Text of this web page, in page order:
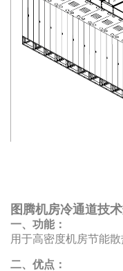
图腾机房冷通道技
一、功能：
用于高密度机房节能散
二、优点：